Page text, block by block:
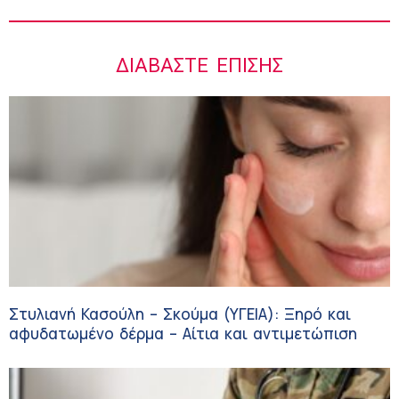
ΔΙΑΒΆΣΤΕ ΕΠΊΣΗΣ
Στυλιανή Κασούλη – Σκούμα (ΥΓΕΙΑ): Ξηρό και
αφυδατωμένο δέρμα – Αίτια και αντιμετώπιση